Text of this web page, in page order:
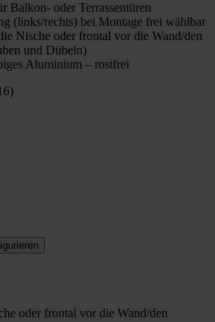
Balkon- oder Terrassentüren
(links/rechts) bei Montage frei wählbar
Nische oder frontal vor die Wand/den
und Dübeln)
Aluminium – rostfrei
oder frontal vor die Wand/den